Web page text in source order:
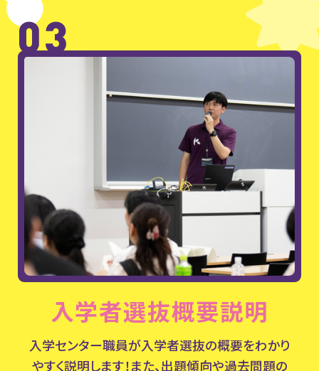
入学者選抜概要説明
入学センター職員が入学者選抜の概要をわかり
やすく説明します！また、出題傾向や過去問題の